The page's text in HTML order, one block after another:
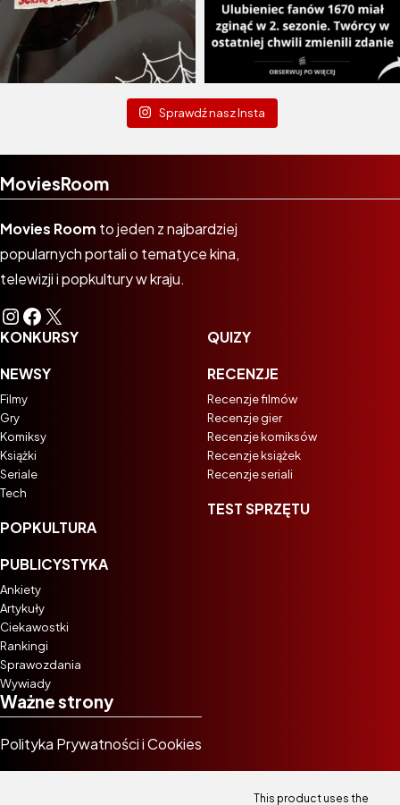
Sprawdź nasz Insta
MoviesRoom
Movies Room to jeden z najbardziej
popularnych portali o tematyce kina,
telewizji i popkultury w kraju.
Instagram
Facebook
X
KONKURSY
NEWSY
Filmy
Gry
Komiksy
Książki
Seriale
Tech
POPKULTURA
PUBLICYSTYKA
Ankiety
Artykuły
Ciekawostki
Rankingi
Sprawozdania
Wywiady
QUIZY
RECENZJE
Recenzje filmów
Recenzje gier
Recenzje komiksów
Recenzje książek
Recenzje seriali
TEST SPRZĘTU
Ważne strony
Polityka Prywatności i Cookies
This product uses the